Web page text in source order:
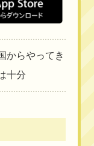
からやってき
十分